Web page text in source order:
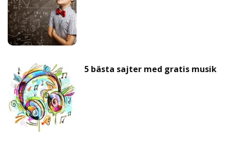
5 bästa sajter med gratis musik